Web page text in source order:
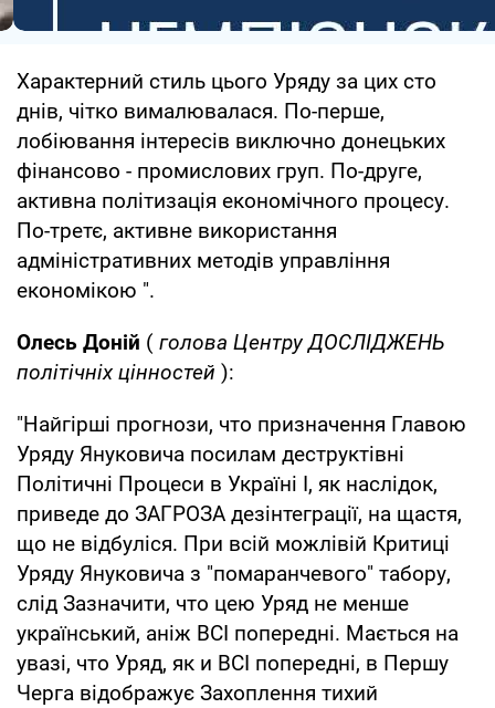
Характерний стиль цього Уряду за цих сто
днів, чітко вималювалася. По-перше,
лобіювання інтересів виключно донецьких
фінансово - промислових груп. По-друге,
активна політизація економічного процесу.
По-третє, активне використання
адміністративних методів управління
економікою ".
Олесь Доній ( голова Центру ДОСЛІДЖЕНЬ
політічніх цінностей ):
"Найгірші прогнози, что призначення Главою
Уряду Януковича посилам деструктівні
Політичні Процеси в Україні І, як наслідок,
приведе до ЗАГРОЗА дезінтеграції, на щастя,
що не відбуліся. При всій можлівій Критиці
Уряду Януковича з "помаранчевого" табору,
слід Зазначити, что цею Уряд не менше
український, аніж ВСІ попередні. Мається на
увазі, что Уряд, як и ВСІ попередні, в Першу
Черга відображує Захоплення тихий